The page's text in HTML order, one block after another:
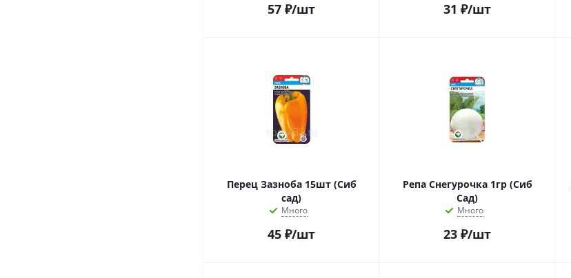
57 ₽/шт 31 ₽/шт
Перец Зазноба 15шт (Сиб
сад)
Много
45 ₽/шт
Репа Снегурочка 1гр (Сиб
Сад)
Много
23 ₽/шт